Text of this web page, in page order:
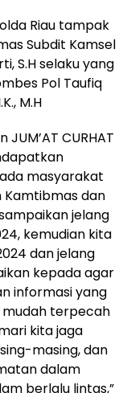
Riau tampak
Subdit Kamsel
S.H selaku yang
Pol Taufiq
M.H
CURHAT
masyarakat
dan
jelang
kemudian kita
dan jelang
kepada agar
informasi yang
mudah terpecah
kita jaga
masing, dan
dalam
berlalu lintas,”